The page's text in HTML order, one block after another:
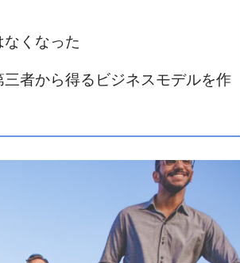
くなった
者から得るビジネスモデルを作